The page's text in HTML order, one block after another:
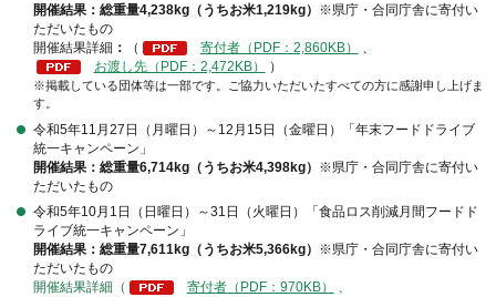
開催結果：総重量4,238kg（うちお米1,219kg） ※県庁・合同庁舎に寄付い
ただいたもの
開催結果詳細 ： （ 寄付者（PDF：2,860KB）
、
お渡し先（PDF：2,472KB）
）
※掲載している団体等は一部です。ご協力いただいたすべての方に感謝申し上げま
す。
令和5年11月27日（月曜日）～12月15日（金曜日）「年末フードドライブ
統一キャンペーン」
開催結果：総重量6,714kg（うちお米4,398kg） ※県庁・合同庁舎に寄付い
ただいたもの
令和5年10月1日（日曜日）～31日（火曜日）「食品ロス削減月間フードド
ライブ統一キャンペーン」
開催結果：総重量7,611kg（うちお米5,366kg） ※県庁・合同庁舎に寄付い
ただいたもの
開催結果詳細（
寄付者（PDF：970KB）
、